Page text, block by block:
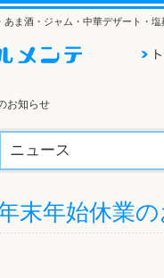
ま酒・ジャム・中華デザート・
お知らせ
ニュース
末年始休業